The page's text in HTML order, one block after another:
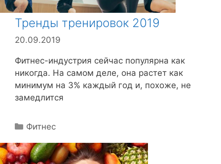
Тренды тренировок 2019
20.09.2019
Фитнес-индустрия сейчас популярна как
никогда. На самом деле, она растет как
минимум на 3% каждый год и, похоже, не
замедлится
Р
б
Фитнес